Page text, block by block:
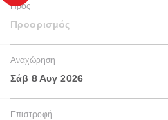
Προς
Προορισμός
Αναχώρηση
Σάβ 8 Αυγ 2026
Επιστροφή